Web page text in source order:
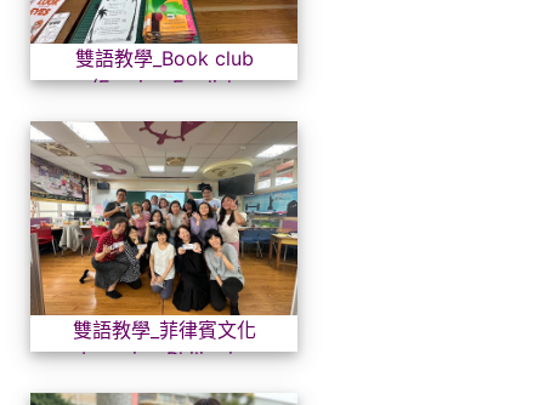
雙語教學_Book club
(Foreign English
Teacher Judy)
雙語教學_菲律賓文化
雙語教學_菲律賓文化
_Learning Philippine
Culture20240529